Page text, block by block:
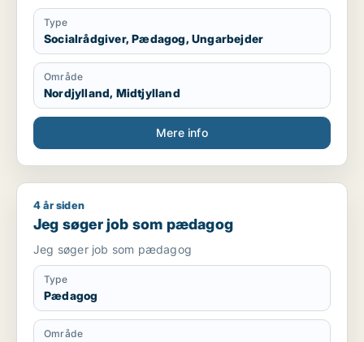
Type
Socialrådgiver, Pædagog, Ungarbejder
Område
Nordjylland, Midtjylland
Mere info
Jeg søger job som pædagog
4 år siden
Jeg søger job som pædagog
Jeg søger job som pædagog
Type
Pædagog
Område